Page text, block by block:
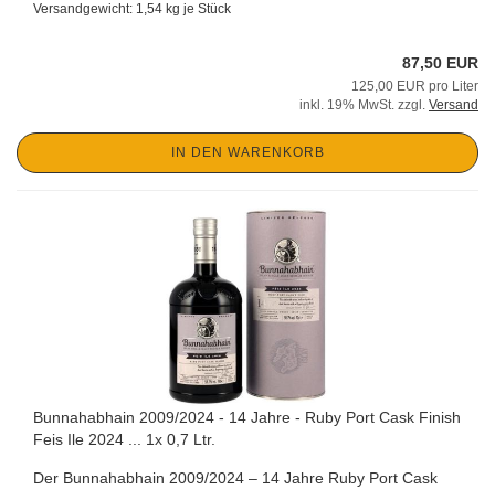
Versandgewicht: 1,54 kg je Stück
87,50 EUR
125,00 EUR pro Liter
inkl. 19% MwSt. zzgl. Versand
IN DEN WARENKORB
Bunnahabhain 2009/2024 - 14 Jahre - Ruby Port Cask Finish
Feis Ile 2024 ... 1x 0,7 Ltr.
Der Bunnahabhain 2009/2024 – 14 Jahre Ruby Port Cask